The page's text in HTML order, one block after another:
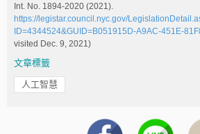
Int. No. 1894-2020 (2021).
https://legistar.council.nyc.gov/
ID=4344524&GUID=B051915D-A9AC-451E-
visited Dec. 9, 2021)
文章標籤
人工智慧